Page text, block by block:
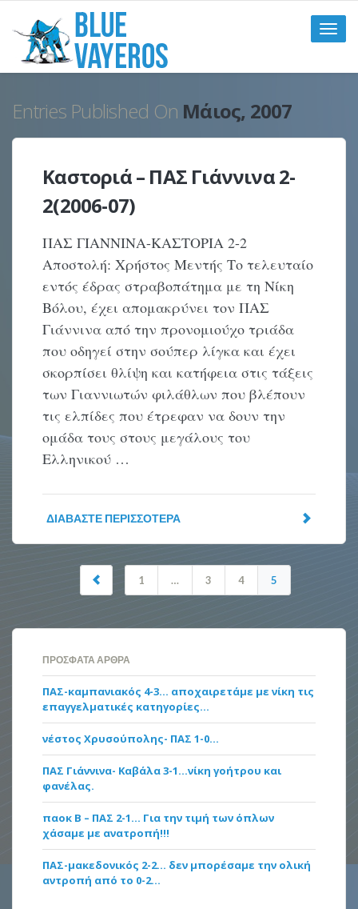
Toggle
Entries Published On Μάιος, 2007
Καστοριά – ΠΑΣ Γιάννινα 2-
2(2006-07)
ΠΑΣ ΓΙΑΝΝΙΝΑ-ΚΑΣΤΟΡΙΑ 2-2
Αποστολή: Χρήστος Μεντής Το τελευταίο
εντός έδρας στραβοπάτημα με τη Νίκη
Βόλου, έχει απομακρύνει τον ΠΑΣ
Γιάννινα από την προνομιούχο τριάδα
που οδηγεί στην σούπερ λίγκα και έχει
σκορπίσει θλίψη και κατήφεια στις τάξεις
των Γιαννιωτών φιλάθλων που βλέπουν
τις ελπίδες που έτρεφαν να δουν την
ομάδα τους στους μεγάλους του
Ελληνικού …
ΔΙΑΒΆΣΤΕ ΠΕΡΙΣΣΌΤΕΡΑ
1 … 3 4 5
ΠΡΌΣΦΑΤΑ ΆΡΘΡΑ
ΠΑΣ-καμπανιακός 4-3… αποχαιρετάμε με νίκη τις
επαγγελματικές κατηγορίες…
νέστος Χρυσούπολης- ΠΑΣ 1-0…
ΠΑΣ Γιάννινα- Καβάλα 3-1…νίκη γοήτρου και
φανέλας.
παοκ Β – ΠΑΣ 2-1… Για την τιμή των όπλων
χάσαμε με ανατροπή!!!
ΠΑΣ-μακεδονικός 2-2… δεν μπορέσαμε την ολική
αντροπή από το 0-2…